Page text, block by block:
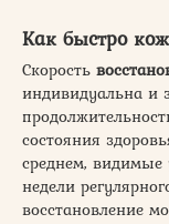
Как быстро
Скорость
индивидуальна и
состояния
среднем,
недели
восстановление